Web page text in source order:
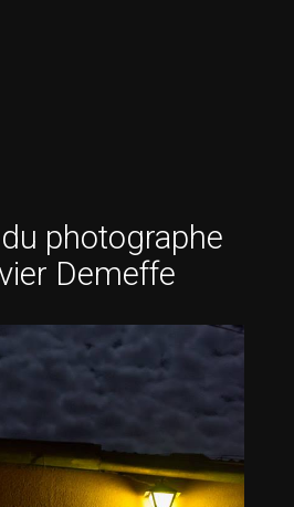
photographe
Demeffe